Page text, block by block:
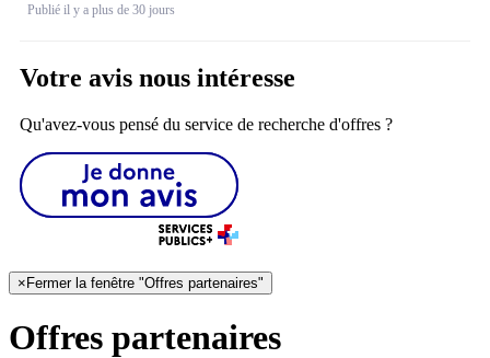
Publié il y a plus de 30 jours
Votre avis nous intéresse
Qu'avez-vous pensé du service de recherche d'offres ?
×Fermer la fenêtre "Offres partenaires"
Offres partenaires